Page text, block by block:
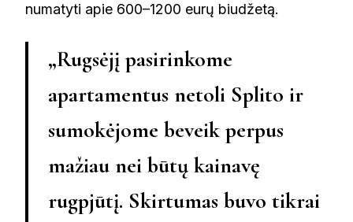
numatyti apie 600–1200 eurų biudžetą.
„Rugsėjį pasirinkome
apartamentus netoli Splito ir
sumokėjome beveik perpus
mažiau nei būtų kainavę
rugpjūtį. Skirtumas buvo tikrai